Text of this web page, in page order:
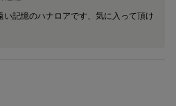
い記憶のハナロアです、気に入って頂け